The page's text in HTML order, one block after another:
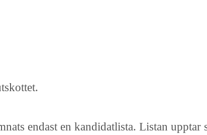
endast en kandidatlista. Listan upptar